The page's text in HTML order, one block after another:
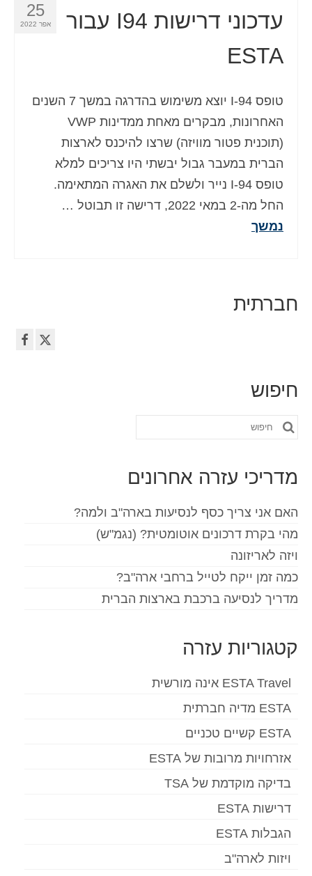
25
אפר 2022
עדכוני דרישות I94 עבור
ESTA
טופס I-94 יוצא משימוש בהדרגה במשך 7 השנים
האחרונות, מבקרים מאחת ממדינות VWP
(תוכנית פטור מוויזה) שרצו להיכנס לארצות
הברית במעבר גבול יבשתי היו צריכים למלא
טופס I-94 נייר ולשלם את האגרה המתאימה.
החל מה-2 במאי 2022, דרישה זו תבוטל …
נמשך
חברתית
חיפוש
חפש
מדריכי עזרה אחרונים
האם אני צריך כסף לנסיעות בארה"ב ולמה?
מהי בקרת דרכונים אוטומטית? (נגמ"ש)
ויזה לאריזונה
כמה זמן ייקח לטייל ברחבי ארה"ב?
מדריך לנסיעה ברכבת בארצות הברית
קטגוריות עזרה
ESTA Travel אינה מורשית
ESTA מדיה חברתית
ESTA קשיים טכניים
אזרחויות מרובות של ESTA
בדיקה מוקדמת של TSA
דרישות ESTA
הגבלות ESTA
ויזות לארה"ב